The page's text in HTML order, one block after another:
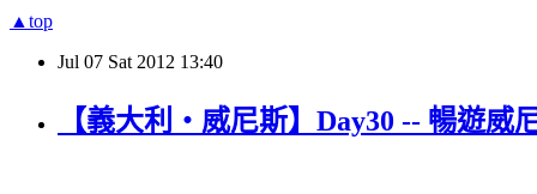
▲top
Jul 07 Sat 2012 13:40
【義大利‧威尼斯】Day30 -- 暢遊威